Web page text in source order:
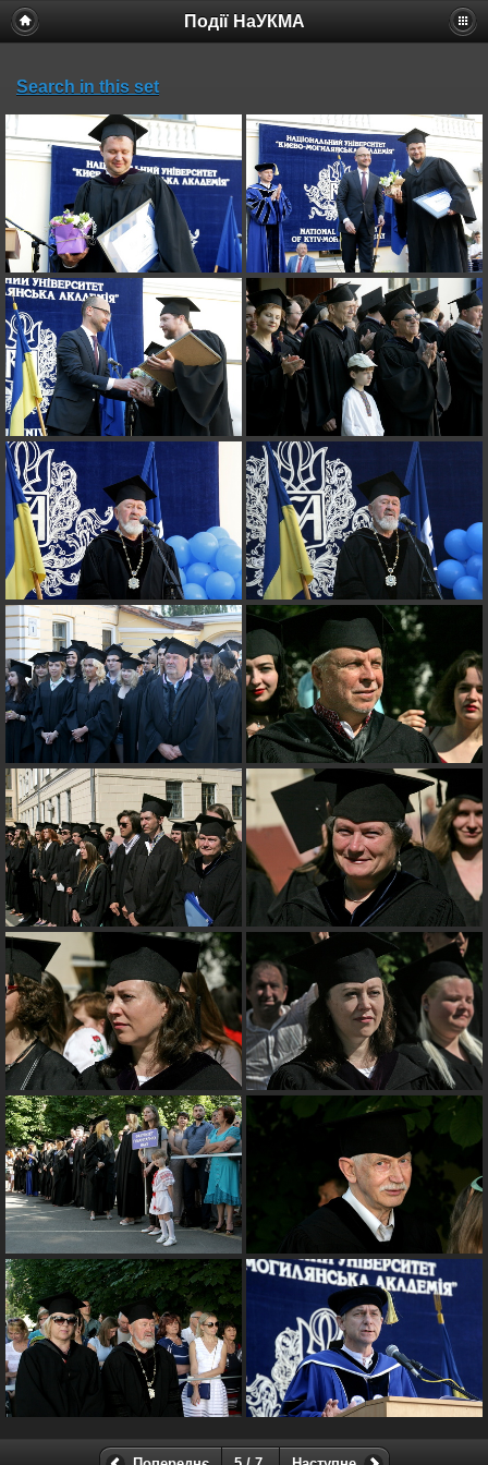
Події НаУКМА
Search in this set